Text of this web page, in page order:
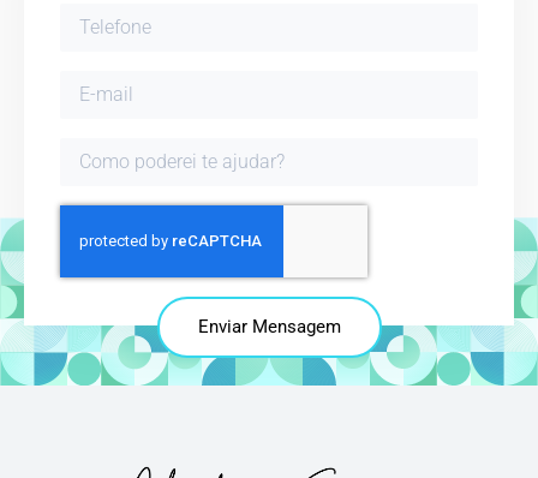
Enviar Mensagem